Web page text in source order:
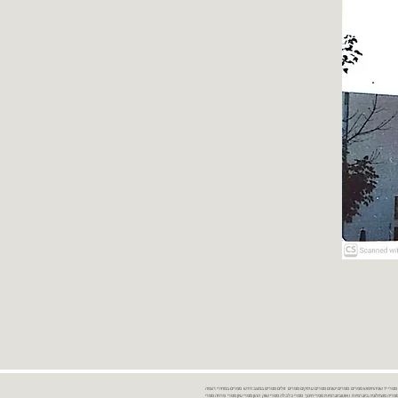
ספרים יד שניה ספרים משומשים ספרים חדשים ספרים יד 2 מכירת ספרים יד שניה ספרי יד שניהחיפוש ספרים ספרים ישנים ספרים עתיקים ספרים זולים ספרים במצב חדש ספרים במחירי רצפה
במבצע ספרים יד 2 ברמת גן ספרים יד 2 ביבנה יד 2 ספרים ספרי פסיכולוגיה ספריה סוציולוגיה ביוגרפיות ו אוטוביוגרפיות ספרי חינוך ספרי כלכלה ספרי שוק ההון ספרי עיון ספרי פרוזה ספרי